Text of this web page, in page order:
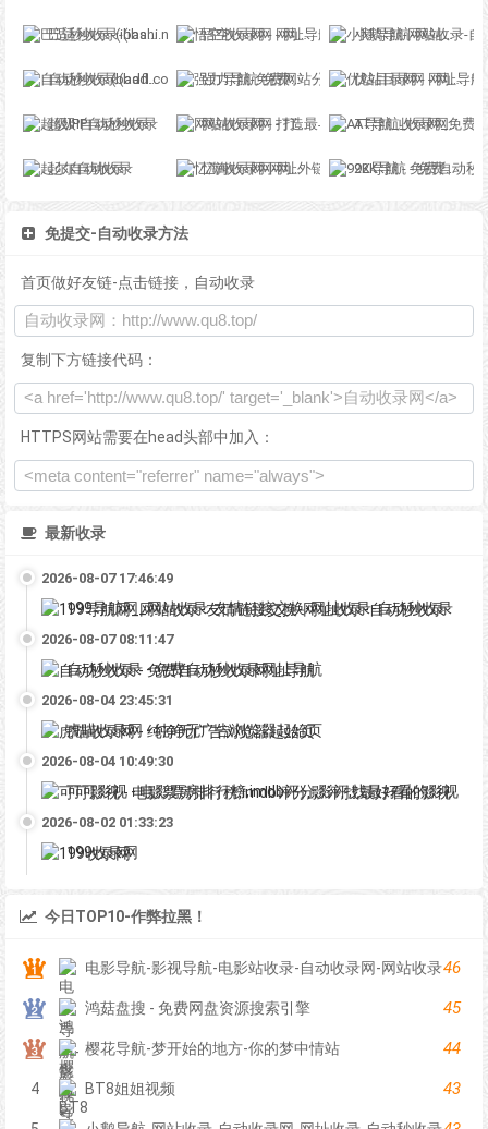
巴适秒收录-(ibashi.net) - 巴适导航分类网站目录 - 自助网址提交自动收录 悟空收录网 - 网址导航大全 | 网站免费收录 | 软文外链发布平台 小鹅导航-网站收录-自动收录网-网址收录-自动秒收录
自动秒收录(badfl.com) - 全自动秒收录网 强力导航-免费网站分类导航，提交收录，秒收录 优站目录网 - 网址导航分类网站目录 - 自助网址提交自动收录
超级IP自动秒收录 网站收录网 - 打造最与众不同的站点收录网 AT导航_收录网_免费收录网站_自动收录网_秒收录
起尔自动收录 忆海收录网-网址外链_自动收录网站_自助友情链接平台_网站广告_软文发布_站长交易_站长资源 92K导航 - 免费自动秒收录网址导航
免提交-自动收录方法
首页做好友链-点击链接，自动收录
复制下方链接代码：
HTTPS网站需要在head头部中加入：
最新收录
2026-08-07 17:46:49
199导航网_网站收录-友情链接交换-网址收录-自动秒收录
2026-08-07 08:11:47
自动秒收录 - 免费自动秒收录网址导航
2026-08-04 23:45:31
虎喵收录网 - 纯净无广告浏览器起始页
2026-08-04 10:49:30
可可影视 - 电影票房排行榜,imdb评分,影评,找最好看的影视
2026-08-02 01:33:23
199收录网
今日TOP10-作弊拉黑！
电影导航-影视导航-电影站收录-自动收录网-网站收录46
鸿菇盘搜 - 免费网盘资源搜索引擎 45
樱花导航-梦开始的地方-你的梦中情站 44
4 BT8姐姐视频 43